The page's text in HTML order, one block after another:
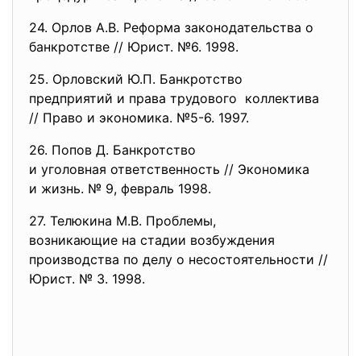
24. Орлов А.В. Реформа законодательства о
банкротстве // Юрист. №6. 1998.
25. Орловский Ю.П. Банкротство
предприятий и права трудового коллектива
// Право и экономика. №5-6. 1997.
26. Попов Д. Банкротство
и уголовная ответственность // Экономика
и жизнь. № 9, февраль 1998.
27. Телюкина М.В. Проблемы,
возникающие на стадии возбуждения
производства по делу о несостоятельности //
Юрист. № 3. 1998.